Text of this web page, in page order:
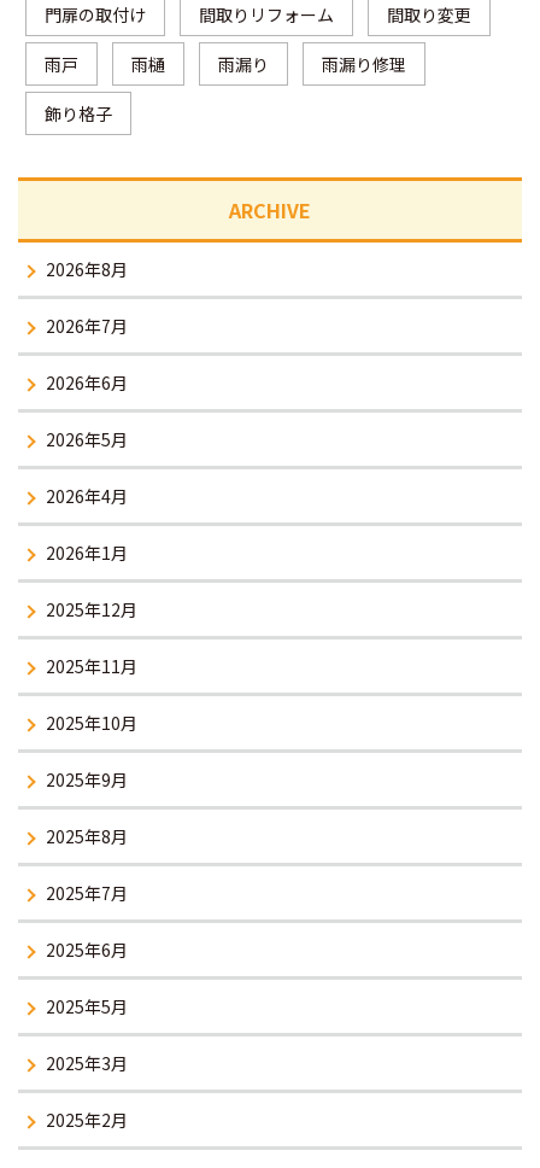
門扉の取付け 間取りリフォーム 間取り変更
雨戸 雨樋 雨漏り 雨漏り修理
飾り格子
ARCHIVE
2026年8月
2026年7月
2026年6月
2026年5月
2026年4月
2026年1月
2025年12月
2025年11月
2025年10月
2025年9月
2025年8月
2025年7月
2025年6月
2025年5月
2025年3月
2025年2月